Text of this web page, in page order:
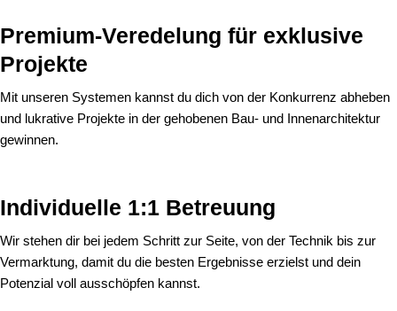
Premium-Veredelung für exklusive
Projekte
Mit unseren Systemen kannst du dich von der Konkurrenz abheben
und lukrative Projekte in der gehobenen Bau- und Innenarchitektur
gewinnen.
Individuelle 1:1 Betreuung
Wir stehen dir bei jedem Schritt zur Seite, von der Technik bis zur
Vermarktung, damit du die besten Ergebnisse erzielst und dein
Potenzial voll ausschöpfen kannst.